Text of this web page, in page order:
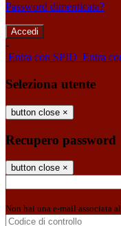
Password dimenticata?
-
Entra con SPID Entra
Seleziona utente
button close ×
Recupero password
button close ×
Non hai una e-mail associata